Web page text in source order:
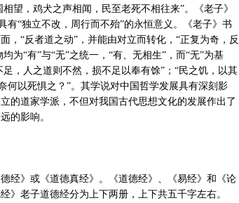
，鸡犬之声相闻，民至老死不相往来”。《老子》
有“独立不改，周行而不殆”的永恒意义。《老子》书
，“反者道之动”，并能由对立而转化，“正复为奇，反
为“有”与“无”之统一，“有、无相生”，而“无”为基
，人之道则不然，损不足以奉有馀”；“民之饥，以其
何以死惧之？”。其学说对中国哲学发展具有深刻影
的道家学派，不但对我国古代思想文化的发展作出了
的影响。
》或《道德真经》。《道德经》、《易经》和《论
》老子道德经分为上下两册，上下共五千字左右。